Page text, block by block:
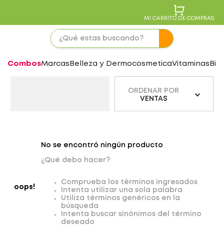
MI CARRITO DE COMPRAS
CombosMarcas Belleza y DermocosmeticaVitaminas
ORDENAR POR
VENTAS
oops!
No se encontró ningún producto
¿Qué debo hacer?
Comprueba los términos ingresados
Intenta utilizar una sola palabra
Utiliza términos genéricos en la
búsqueda
Intenta buscar sinónimos del término
deseado